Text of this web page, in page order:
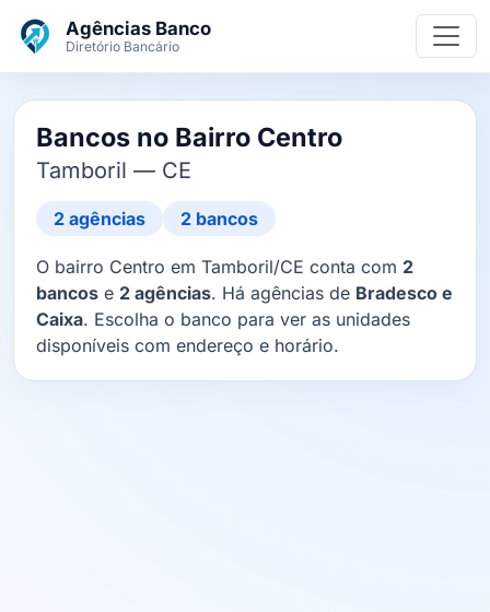
Agências Banco
Diretório Bancário
Bancos no Bairro Centro
Tamboril — CE
2 agências 2 bancos
O bairro Centro em Tamboril/CE conta com 2
bancos e 2 agências. Há agências de Bradesco e
Caixa. Escolha o banco para ver as unidades
disponíveis com endereço e horário.